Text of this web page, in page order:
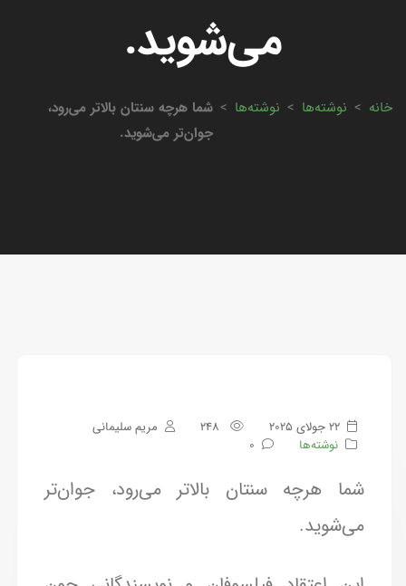
می‌شوید.
خانه > نوشته‌ها > نوشته‌ها > شما هرچه سنتان بالاتر می‌رود،
جوان‌تر می‌شوید.
22 جولای 2025
مریم سلیمانی
نوشته‌ها
0
شما هرچه سنتان بالاتر می‌رود، جوان‌تر
می‌شوید.